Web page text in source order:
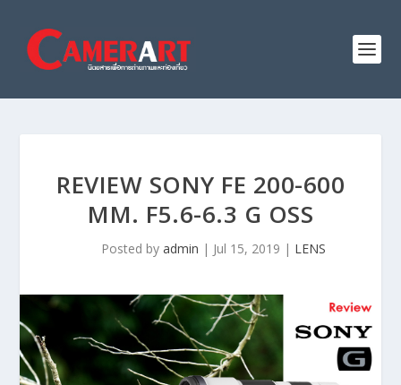
REVIEW SONY FE 200-600
MM. F5.6-6.3 G OSS
Posted by admin | Jul 15, 2019 | LENS